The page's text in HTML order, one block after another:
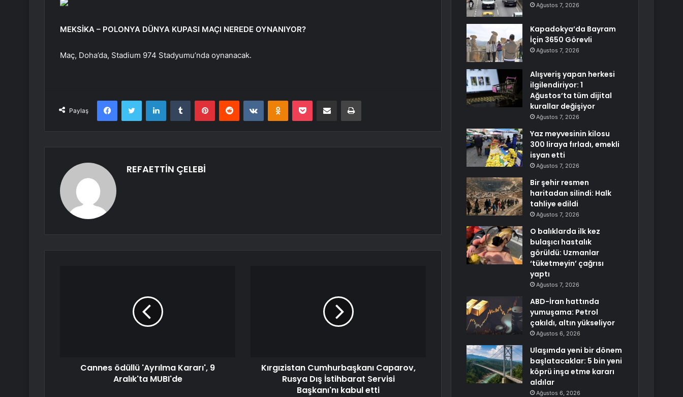
MEKSİKA – POLONYA DÜNYA KUPASI MAÇI NEREDE OYNANIYOR?
Maç, Doha’da, Stadium 974 Stadyumu’nda oynanacak.
Paylaş
FacebookTwitter LinkedInTumblr PinterestReddit VKontakteOdnoklassniki
Pocket E-Posta ile paylaş Yazdır
REFAETTİN ÇELEBİ
Cannes ödüllü 'Ayrılma Kararı', 9
Aralık'ta MUBI'de
Kırgızistan Cumhurbaşkanı Caparov,
Rusya Dış İstihbarat Servisi
Başkanı'nı kabul etti
Ağustos 7, 2026
Kapadokya’da Bayram
İçin 3650 Görevli
Ağustos 7, 2026
Alışveriş yapan herkesi
ilgilendiriyor: 1
Ağustos’ta tüm dijital
kurallar değişiyor
Ağustos 7, 2026
Yaz meyvesinin kilosu
300 liraya fırladı, emekli
isyan etti
Ağustos 7, 2026
Bir şehir resmen
haritadan silindi: Halk
tahliye edildi
Ağustos 7, 2026
O balıklarda ilk kez
bulaşıcı hastalık
görüldü: Uzmanlar
‘tüketmeyin’ çağrısı
yaptı
Ağustos 7, 2026
ABD-İran hattında
yumuşama: Petrol
çakıldı, altın yükseliyor
Ağustos 6, 2026
Ulaşımda yeni bir dönem
başlatacaklar: 5 bin yeni
köprü inşa etme kararı
aldılar
Ağustos 6, 2026